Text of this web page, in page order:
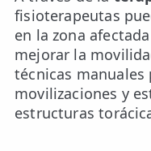
fisioterapeutas
en la zona
mejorar la
técnicas manuales
movilizaciones y
estructuras